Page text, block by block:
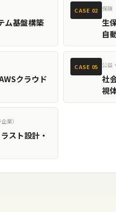
ム基盤構築
CASE 02 保険
生
自
クラウド
CASE 05 公益
社
視
業）
スト設計・